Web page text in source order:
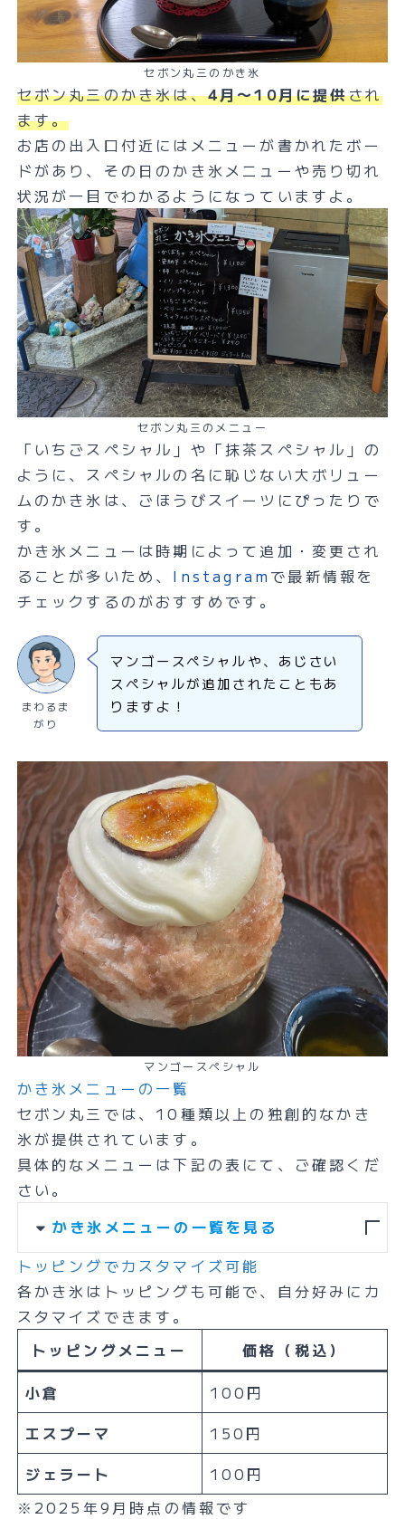
セボン丸三のかき氷
セボン丸三のかき氷は、4月〜10月に提供され
ます。
お店の出入口付近にはメニューが書かれたボー
ドがあり、その日のかき氷メニューや売り切れ
状況が一目でわかるようになっていますよ。
セボン丸三のメニュー
「いちごスペシャル」や「抹茶スペシャル」の
ように、スペシャルの名に恥じない大ボリュー
ムのかき氷は、ごほうびスイーツにぴったりで
す。
かき氷メニューは時期によって追加・変更され
ることが多いため、 Instagram で最新情報を
チェックするのがおすすめです。
まわるま
がり
マンゴースペシャルや、あじさい
スペシャルが追加されたこともあ
りますよ！
マンゴースペシャル
かき氷メニューの一覧
セボン丸三では、10種類以上の独創的なかき
氷が提供されています。
具体的なメニューは下記の表にて、ご確認くだ
さい。
かき氷メニューの一覧を見る
トッピングでカスタマイズ可能
各かき氷はトッピングも可能で、自分好みにカ
スタマイズできます。
トッピングメニュー
価格（税込）
小倉
100円
エスプーマ
150円
ジェラート
100円
※2025年9月時点の情報です